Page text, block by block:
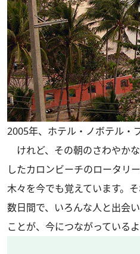
2005年、ホテル・ノボテル・
けれど、その朝のさわやか
したカロンビーチのロータリ
木々を今でも覚えています。
数日間で、いろんな人と出会
ことが、今につながっているよ